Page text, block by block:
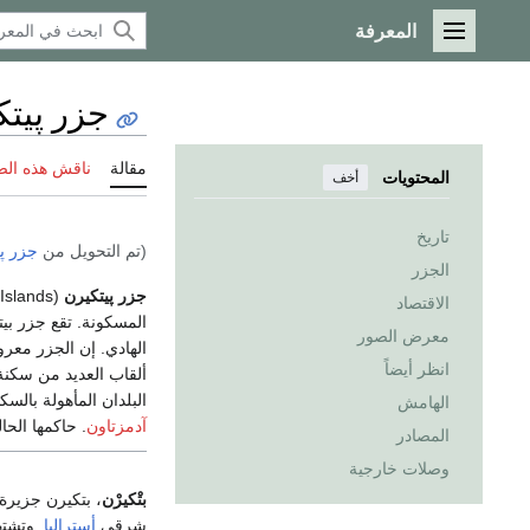
القائمة الرئيسية
المعرفة
المحتويات أخف
تاريخ
الجزر
الاقتصاد
معرض الصور
انظر أيضاً
الهامش
المصادر
وصلات خارجية
جزر
مقالة ناقش هذه
(تم التحويل من جزر
جزر پيتكيرن (Pitcairn Islands) هي مجموعة مكونة من أربعة جزر، التي من بينها
المسكونة. تقع جزر
الهادي. إن الجزر
ألقاب العديد من
البلدان المأهولة بالسكان
آدمزتاون . حاكمها
بتْكيرْن، بتكيرن
شرقي أستراليا